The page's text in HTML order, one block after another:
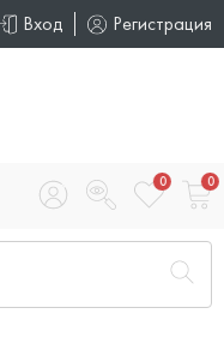
Вход Регистрация
0 0